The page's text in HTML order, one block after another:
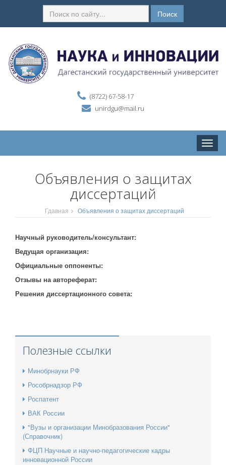
Поиск
(8722) 67-58-17
unirdgu@mail.ru
Toggle
Объявления о защитах
диссертаций
Гдавная Объявления о защитах диссертаций
Научный руководитель/консультант:
Ведущая организация:
Официальные оппоненты:
Отзывы на автореферат:
Решения диссертационного совета:
Полезные ссылки
Минобрнауки РФ
Рособрнадзор РФ
Роспатент
ВАК России
"Вузы и организации Минобразования России"
(Справочник)
ФЦП Научные и научно-педагогические кадры
инновационной России